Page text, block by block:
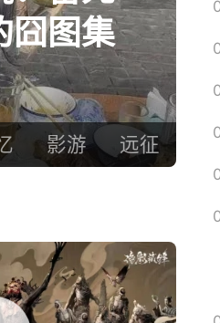
雷死
囧图集 next
网易搜